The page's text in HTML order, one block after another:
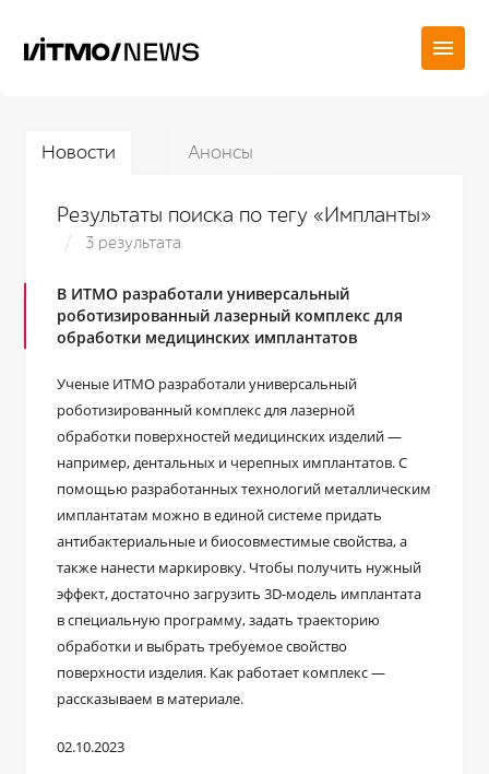
Новости Анонсы
Результаты поиска по тегу «Импланты»
3 результата
В ИТМО разработали универсальный
роботизированный лазерный комплекс для
обработки медицинских имплантатов
Ученые ИТМО разработали универсальный
роботизированный комплекс для лазерной
обработки поверхностей медицинских изделий ―
например, дентальных и черепных имплантатов. С
помощью разработанных технологий металлическим
имплантатам можно в единой системе придать
антибактериальные и биосовместимые свойства, а
также нанести маркировку. Чтобы получить нужный
эффект, достаточно загрузить 3D-модель имплантата
в специальную программу, задать траекторию
обработки и выбрать требуемое свойство
поверхности изделия. Как работает комплекс ―
рассказываем в материале.
02.10.2023